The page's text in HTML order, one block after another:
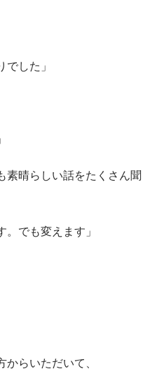
でした」
素晴らしい話をたくさん聞
。でも変えます」
らいただいて、